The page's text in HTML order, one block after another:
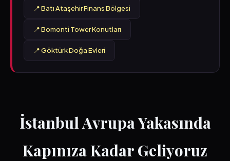
📍 Batı Ataşehir Finans Bölgesi
📍 Bomonti Tower Konutları
📍 Göktürk Doğa Evleri
İstanbul Avrupa Yakasında
Kapınıza Kadar Geliyoruz